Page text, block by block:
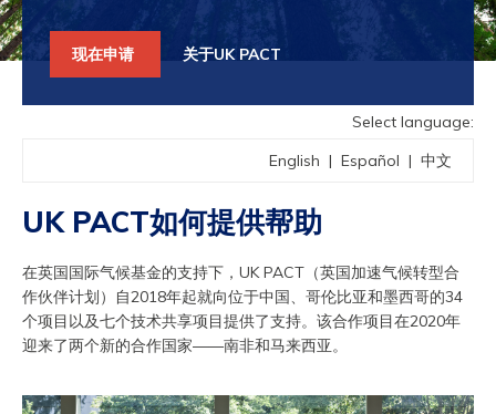
现在申请 关于UK PACT
Select language:
English | Español | 中文
UK PACT如何提供帮助
在英国国际气候基金的支持下，UK PACT（英国加速气候转型合
作伙伴计划）自2018年起就向位于中国、哥伦比亚和墨西哥的34
个项目以及七个技术共享项目提供了支持。该合作项目在2020年
迎来了两个新的合作国家——南非和马来西亚。